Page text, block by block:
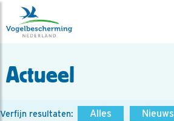
Actueel
Verfijn resultaten: Alles Nieuws